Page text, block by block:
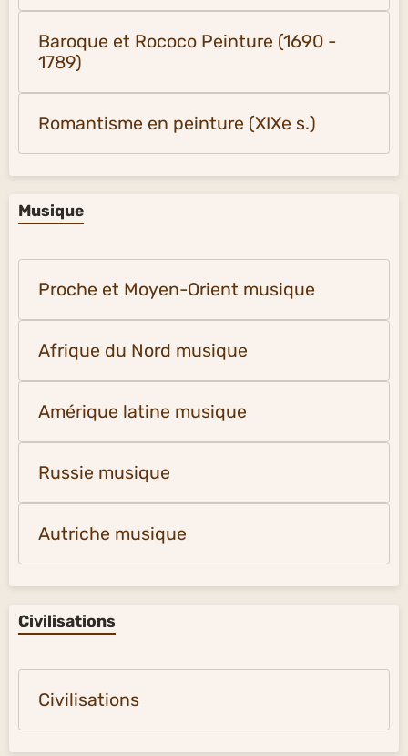
Baroque et Rococo Peinture (1690 -
1789)
Romantisme en peinture (XIXe s.)
Musique
Proche et Moyen-Orient musique
Afrique du Nord musique
Amérique latine musique
Russie musique
Autriche musique
Civilisations
Civilisations